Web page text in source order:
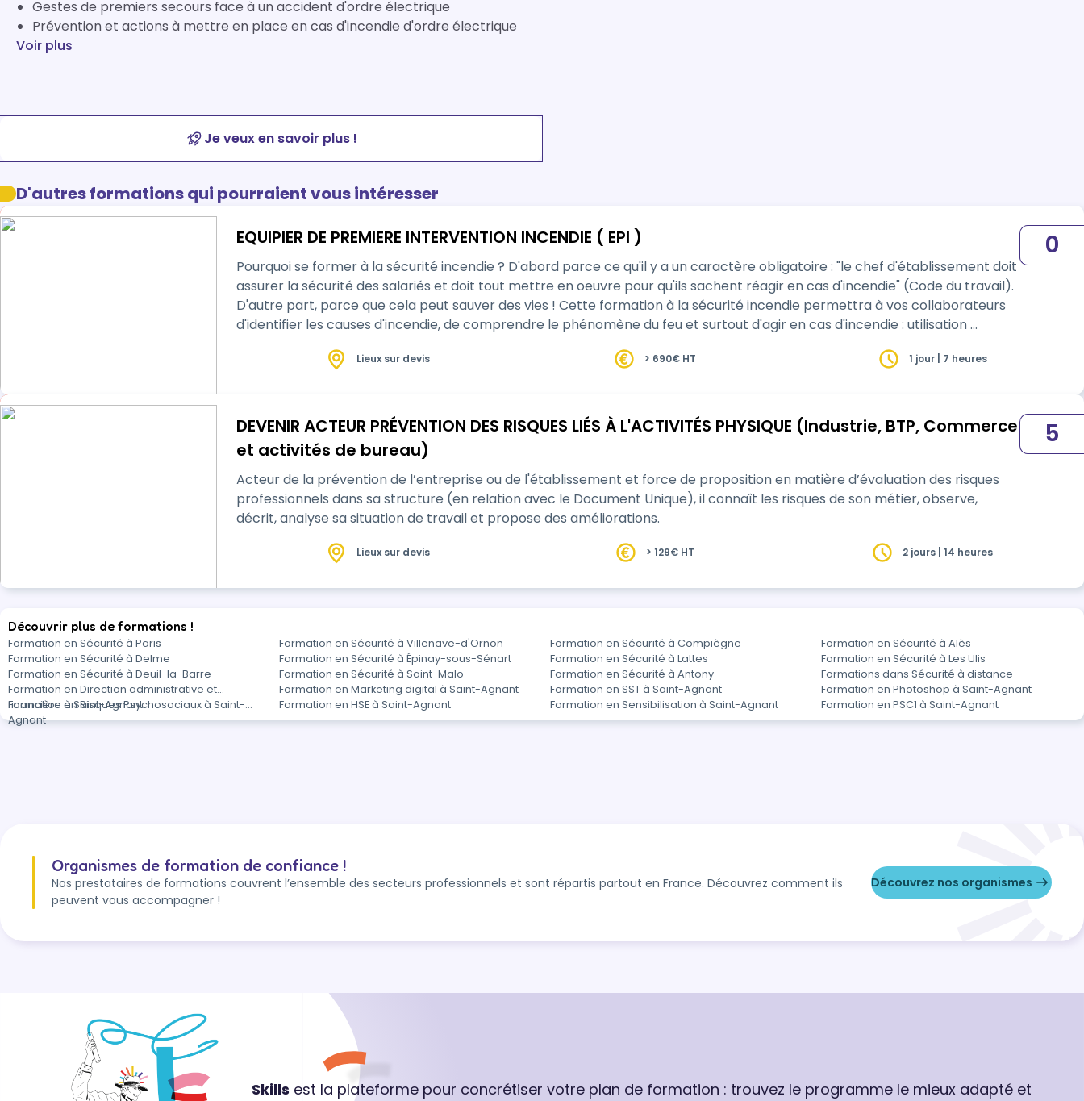
Gestes de premiers secours face à un accident d'ordre électrique
Prévention et actions à mettre en place en cas d'incendie d'ordre électrique
Voir plus
Je veux en savoir plus !
D'autres formations qui pourraient vous intéresser
EQUIPIER DE PREMIERE INTERVENTION INCENDIE ( EPI )
Pourquoi se former à la sécurité incendie ? D'abord parce ce qu'il y a un caractère obligatoire : "le chef d'établissement doit
assurer la sécurité des salariés et doit tout mettre en oeuvre pour qu'ils sachent réagir en cas d'incendie" (Code du travail).
D'autre part, parce que cela peut sauver des vies ! Cette formation à la sécurité incendie permettra à vos collaborateurs
d'identifier les causes d'incendie, de comprendre le phénomène du feu et surtout d'agir en cas d'incendie : utilisation …
0
Lieux sur devis > 690€ HT 1 jour | 7 heures
DEVENIR ACTEUR PRÉVENTION DES RISQUES LIÉS À L'ACTIVITÉS PHYSIQUE (Industrie, BTP, Commerce
et activités de bureau)
Acteur de la prévention de l’entreprise ou de l'établissement et force de proposition en matière d’évaluation des risques
professionnels dans sa structure (en relation avec le Document Unique), il connaît les risques de son métier, observe,
décrit, analyse sa situation de travail et propose des améliorations.
5
Lieux sur devis > 129€ HT 2 jours | 14 heures
Découvrir plus de formations !
Formation en Sécurité à Paris Formation en Sécurité à Villenave-d'Ornon Formation en Sécurité à Compiègne
Formation en Sécurité à Alès
Formation en Sécurité à Delme
Formation en Sécurité à Épinay-sous-Sénart Formation en Sécurité à Lattes
Formation en Sécurité à Les Ulis
Formation en Sécurité à Deuil-la-Barre
Formation en Sécurité à Saint-Malo Formation en Sécurité à Antony
Formations dans Sécurité à distance
Formation en Direction administrative et
financière à Saint-Agnant
Formation en Marketing digital à Saint-Agnant Formation en SST à Saint-Agnant
Formation en Photoshop à Saint-Agnant
Formation en Risques Psychosociaux à Saint-
Agnant
Formation en HSE à Saint-Agnant Formation en Sensibilisation à Saint-Agnant Formation en PSC1 à Saint-Agnant
Organismes de formation de confiance !
Nos prestataires de formations couvrent l’ensemble des secteurs professionnels et sont répartis partout en France. Découvrez comment ils
peuvent vous accompagner !
Découvrez nos organismes
Skills est la plateforme pour concrétiser votre plan de formation : trouvez le programme le mieux adapté et